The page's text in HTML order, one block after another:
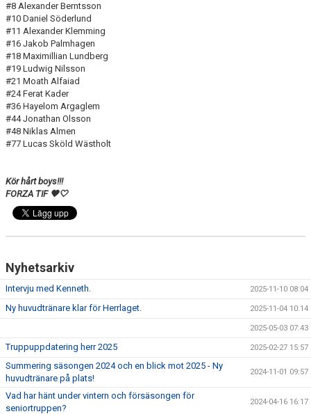
#8 Alexander Berntsson
#10 Daniel Söderlund
#11 Alexander Klemming
#16 Jakob Palmhagen
#18 Maximillian Lundberg
#19 Ludwig Nilsson
#21 Moath Alfaiad
#24 Ferat Kader
#36 Hayelom Argaglem
#44 Jonathan Olsson
#48 Niklas Almen
#77 Lucas Sköld Wästholt
Kör hårt boys!!!
FORZA TIF 🖤🤍
Nyhetsarkiv
Intervju med Kenneth. 2025-11-10 08:04
Ny huvudtränare klar för Herrlaget. 2025-11-04 10:14
2025-05-03 07:43
Truppuppdatering herr 2025 2025-02-27 15:57
Summering säsongen 2024 och en blick mot 2025 - Ny
huvudtränare på plats!
2024-11-01 09:57
Vad har hänt under vintern och försäsongen för
seniortruppen?
2024-04-16 16:17